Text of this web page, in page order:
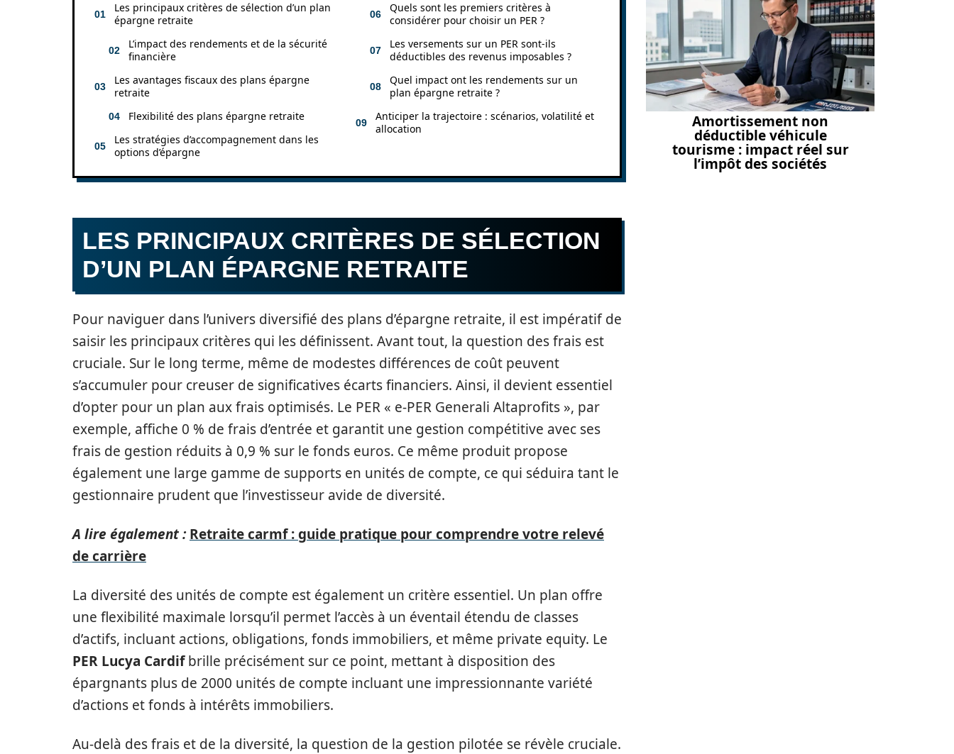
Les principaux critères de sélection d’un plan
épargne retraite
L’impact des rendements et de la sécurité
financière
Les avantages fiscaux des plans épargne
retraite
Flexibilité des plans épargne retraite
Les stratégies d’accompagnement dans les
options d’épargne
Quels sont les premiers critères à
considérer pour choisir un PER ?
Les versements sur un PER sont-ils
déductibles des revenus imposables ?
Quel impact ont les rendements sur un
plan épargne retraite ?
Anticiper la trajectoire : scénarios, volatilité et
allocation
LES PRINCIPAUX CRITÈRES DE SÉLECTION
D’UN PLAN ÉPARGNE RETRAITE
Pour naviguer dans l’univers diversifié des plans d’épargne retraite, il est impératif de
saisir les principaux critères qui les définissent. Avant tout, la question des frais est
cruciale. Sur le long terme, même de modestes différences de coût peuvent
s’accumuler pour creuser de significatives écarts financiers. Ainsi, il devient essentiel
d’opter pour un plan aux frais optimisés. Le PER « e-PER Generali Altaprofits », par
exemple, affiche 0 % de frais d’entrée et garantit une gestion compétitive avec ses
frais de gestion réduits à 0,9 % sur le fonds euros. Ce même produit propose
également une large gamme de supports en unités de compte, ce qui séduira tant le
gestionnaire prudent que l’investisseur avide de diversité.
A lire également : Retraite carmf : guide pratique pour comprendre votre relevé
de carrière
La diversité des unités de compte est également un critère essentiel. Un plan offre
une flexibilité maximale lorsqu’il permet l’accès à un éventail étendu de classes
d’actifs, incluant actions, obligations, fonds immobiliers, et même private equity. Le
PER Lucya Cardifbrille précisément sur ce point, mettant à disposition des
épargnants plus de 2000 unités de compte incluant une impressionnante variété
d’actions et fonds à intérêts immobiliers.
Au-delà des frais et de la diversité, la question de la gestion pilotée se révèle cruciale.
Amortissement non
déductible véhicule
tourisme : impact réel sur
l’impôt des sociétés